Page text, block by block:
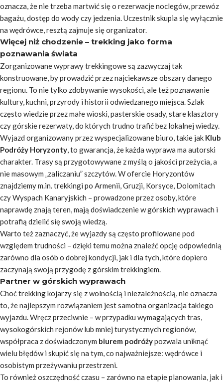
oznacza, że nie trzeba martwić się o rezerwacje noclegów, przewóz
bagażu, dostęp do wody czy jedzenia. Uczestnik skupia się wyłącznie
na wędrówce, resztą zajmuje się organizator.
Więcej niż chodzenie – trekking jako forma
poznawania świata
Zorganizowane wyprawy trekkingowe są zazwyczaj tak
konstruowane, by prowadzić przez najciekawsze obszary danego
regionu. To nie tylko zdobywanie wysokości, ale też poznawanie
kultury, kuchni, przyrody i historii odwiedzanego miejsca. Szlak
często wiedzie przez małe wioski, pasterskie osady, stare klasztory
czy górskie rezerwaty, do których trudno trafić bez lokalnej wiedzy.
Wyjazd organizowany przez wyspecjalizowane biuro, takie jak Klub
Podróży Horyzonty, to gwarancja, że każda wyprawa ma autorski
charakter. Trasy są przygotowywane z myślą o jakości przeżycia, a
nie masowym „zaliczaniu” szczytów. W ofercie Horyzontów
znajdziemy m.in. trekkingi po Armenii, Gruzji, Korsyce, Dolomitach
czy Wyspach Kanaryjskich – prowadzone przez osoby, które
naprawdę znają teren, mają doświadczenie w górskich wyprawach i
potrafią dzielić się swoją wiedzą.
Warto też zaznaczyć, że wyjazdy są często profilowane pod
względem trudności – dzięki temu można znaleźć opcję odpowiednią
zarówno dla osób o dobrej kondycji, jak i dla tych, które dopiero
zaczynają swoją przygodę z górskim trekkingiem.
Partner w górskich wyprawach
Choć trekking kojarzy się z wolnością i niezależnością, nie oznacza
to, że najlepszym rozwiązaniem jest samotna organizacja takiego
wyjazdu. Wręcz przeciwnie – w przypadku wymagających tras,
wysokogórskich rejonów lub mniej turystycznych regionów,
współpraca z doświadczonym biurem podróżypozwala uniknąć
wielu błędów i skupić się na tym, co najważniejsze: wędrówce i
osobistym przeżywaniu przestrzeni.
To również oszczędność czasu – zarówno na etapie planowania, jak i